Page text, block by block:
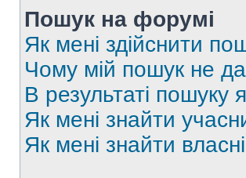
Пошук на форумі
Як мені здійснити
Чому мій пошук не
В результаті пошуку
Як мені знайти
Як мені знайти